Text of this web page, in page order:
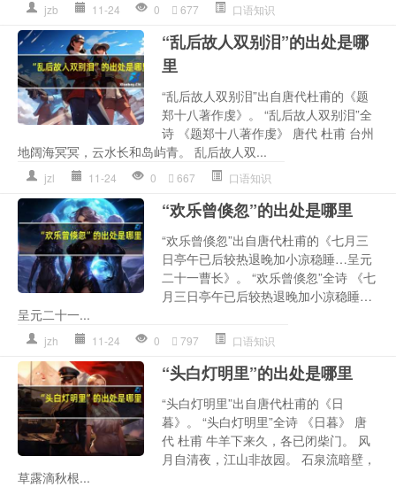
jzb 11-24 0 677 口语知识
“乱后故人双别泪”的出处是哪
里
“乱后故人双别泪”出自唐代杜甫的《题
郑十八著作虔》。 “乱后故人双别泪”全
诗 《题郑十八著作虔》 唐代 杜甫 台州
地阔海冥冥，云水长和岛屿青。 乱后故人双...
jzl 11-24 0 667 口语知识
“欢乐曾倏忽”的出处是哪里
“欢乐曾倏忽”出自唐代杜甫的《七月三
日亭午已后较热退晚加小凉稳睡…呈元
二十一曹长》。 “欢乐曾倏忽”全诗 《七
月三日亭午已后较热退晚加小凉稳睡…
呈元二十一...
jzh 11-24 0 797 口语知识
“头白灯明里”的出处是哪里
“头白灯明里”出自唐代杜甫的《日
暮》。 “头白灯明里”全诗 《日暮》 唐
代 杜甫 牛羊下来久，各已闭柴门。 风
月自清夜，江山非故园。 石泉流暗壁，
草露滴秋根...